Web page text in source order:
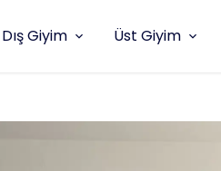
Dış Giyim Üst Giyim